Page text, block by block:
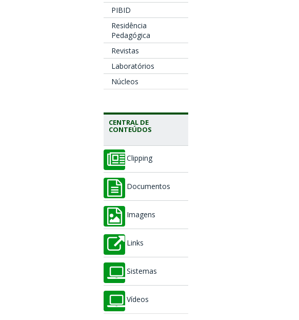
PIBID
Residência
Pedagógica
Revistas
Laboratórios
Núcleos
CENTRAL DE
CONTEÚDOS
Clipping
Documentos
Imagens
Links
Sistemas
Vídeos